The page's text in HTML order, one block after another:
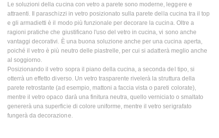
Le soluzioni della cucina con vetro a parete sono moderne, leggere e
attraenti. Il paraschizzi in vetro posizionato sulla parete della cucina tra il top
e gli armadietti è il modo più funzionale per decorare la cucina. Oltre a
ragioni pratiche che giustificano l'uso del vetro in cucina, vi sono anche
vantaggi decorativi. È una buona soluzione anche per una cucina aperta,
poiché il vetro è più neutro delle piastrelle, per cui si adatterà meglio anche
al soggiorno.
Posizionando il vetro sopra il piano della cucina, a seconda del tipo, si
otterrà un effetto diverso. Un vetro trasparente rivelerà la struttura della
parete retrostante (ad esempio, mattoni a faccia vista o pareti colorate),
mentre il vetro opaco darà una finitura neutra, quello verniciato o smaltato
genererà una superficie di colore uniforme, mentre il vetro serigrafato
fungerà da decorazione.